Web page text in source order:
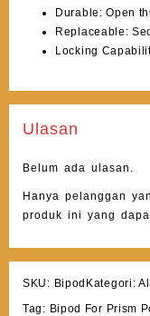
Durable: Open
Replaceable:
Locking
Ulasan
Belum ada ulasan.
Hanya pelanggan
produk ini yang
SKU: Bipod Kategori:
Tag: Bipod For Prism